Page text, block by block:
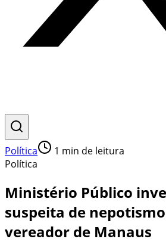
Política 1 min de leitura
Política
Ministério Público
suspeita de
vereador de Manaus